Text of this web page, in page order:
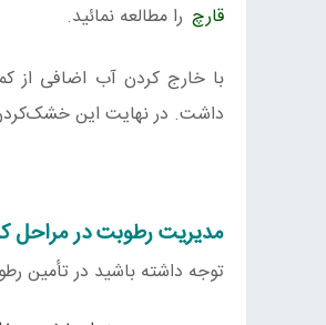
قارچ را مطالعه نمائید.
با خارج کردن آب اضافی از
داشت. در نهایت این
مدیریت رطوبت در مراحل
توجه داشته باشید در تأمین